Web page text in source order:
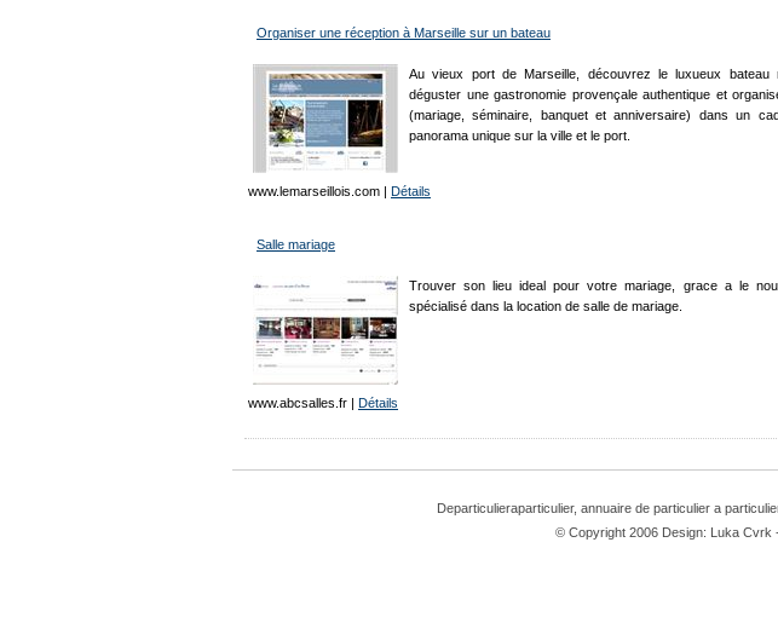
Organiser une réception à Marseille sur un bateau
Au vieux port de Marseille, découvrez le luxueux bateau
déguster une gastronomie provençale authentique et
(mariage, séminaire, banquet et anniversaire) dans un
panorama unique sur la ville et le port.
www.lemarseillois.com | Détails
Salle mariage
Trouver son lieu ideal pour votre mariage, grace a le
spécialisé dans la location de salle de mariage.
www.abcsalles.fr | Détails
Departiculieraparticulier, annuaire de particulier a
© Copyright 2006 Design: Luka